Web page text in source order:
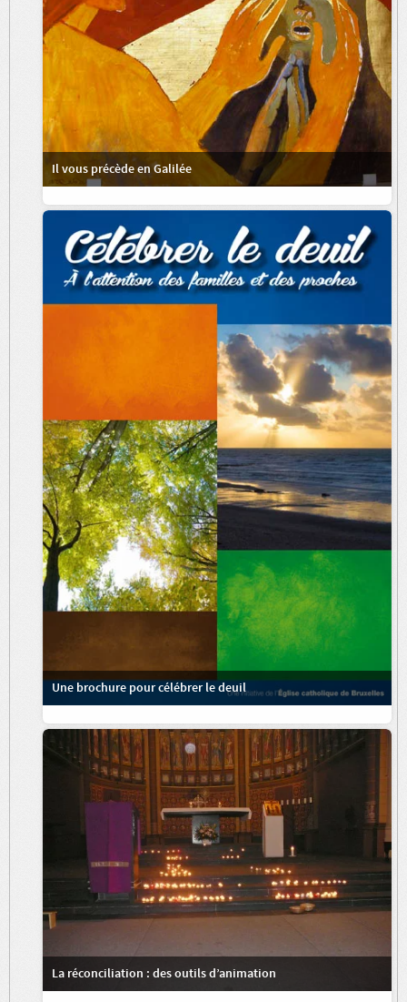
Il vous précède en Galilée
Une brochure pour célébrer le deuil
La réconciliation : des outils d’animation